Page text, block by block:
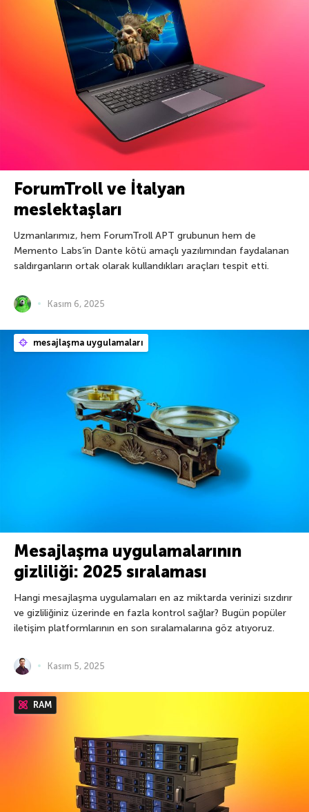
ForumTroll ve İtalyan
meslektaşları
Uzmanlarımız, hem ForumTroll APT grubunun hem de
Memento Labs’in Dante kötü amaçlı yazılımından faydalanan
saldırganların ortak olarak kullandıkları araçları tespit etti.
Kasım 6, 2025
mesajlaşma uygulamaları
Mesajlaşma uygulamalarının
gizliliği: 2025 sıralaması
Hangi mesajlaşma uygulamaları en az miktarda verinizi sızdırır
ve gizliliğiniz üzerinde en fazla kontrol sağlar? Bugün popüler
iletişim platformlarının en son sıralamalarına göz atıyoruz.
Kasım 5, 2025
RAM